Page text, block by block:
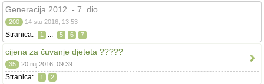
Generacija 2012. - 7. dio
200 14 stu 2016, 13:53
Stranica: 1 ... 5 6 7
cijena za čuvanje djeteta ?????
35 20 ruj 2016, 09:39
Stranica: 1 2